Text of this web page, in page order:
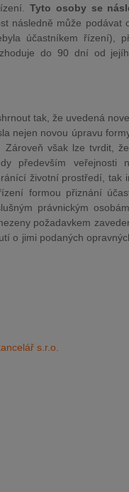
Tyto osoby se
následně může
účastníkem řízení),
do 90 dní od
tak, že uvedená
nejen novou úpravu
Zároveň však lze tvrdit,
především veřejnosti
životní prostředí, tak
formou přiznání
právnickým
požadavkem
o jimi podaných
s.r.o.